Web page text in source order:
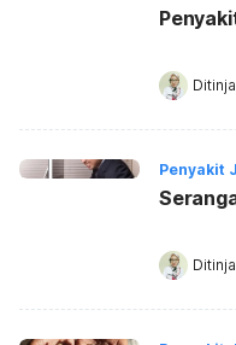
Penyakit